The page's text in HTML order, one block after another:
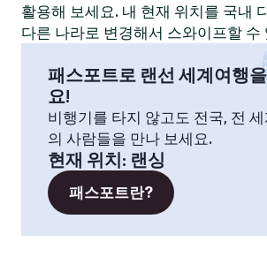
활용해 보세요. 내 현재 위치를 국내
다른 나라로 변경해서 스와이프할 수
패스포트로 랜선 세계여행
요!
비행기를 타지 않고도 전국, 전
의 사람들을 만나 보세요.
현재 위치: 랜싱
패스포트란?